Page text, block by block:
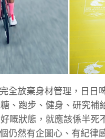
全放棄身材管理，日日
、跑步、健身、研究補
嘅狀態，就應該係半死
仍然有企圖心、有紀律